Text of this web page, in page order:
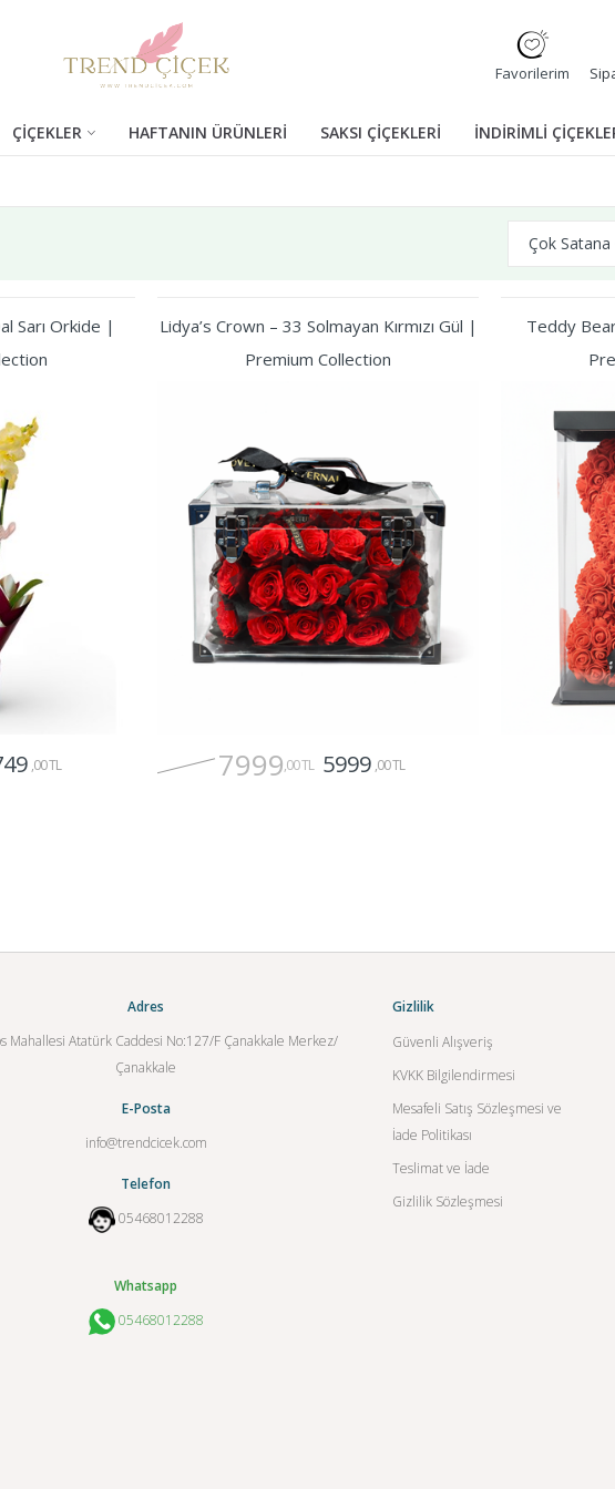
Favorilerim
ÇİÇEKLER HAFTANIN ÜRÜNLERİ SAKSI ÇİÇEKLERİ İNDİRİMLİ
Çok Satana
Sarı Orkide |
,00 TL
Lidya’s Crown – 33 Solmayan Kırmızı Gül |
Premium Collection
7999,00 TL 5999 ,00 TL
Teddy Bear
Adres
Mahallesi Atatürk Caddesi No:127/F Çanakkale Merkez/
Çanakkale
E-Posta
info@trendcicek.com
Telefon
05468012288
Whatsapp
05468012288
Gizlilik
Güvenli Alışveriş
KVKK Bilgilendirmesi
Mesafeli Satış Sözleşmesi ve
İade Politikası
Teslimat ve İade
Gizlilik Sözleşmesi